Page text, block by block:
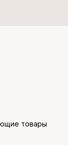
товары